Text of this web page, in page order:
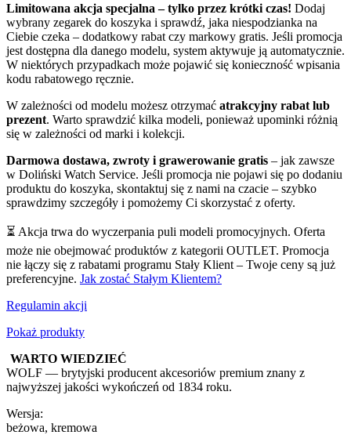
Limitowana akcja specjalna – tylko przez krótki czas! Dodaj
wybrany zegarek do koszyka i sprawdź, jaka niespodzianka na
Ciebie czeka – dodatkowy rabat czy markowy gratis. Jeśli promocja
jest dostępna dla danego modelu, system aktywuje ją automatycznie.
W niektórych przypadkach może pojawić się konieczność wpisania
kodu rabatowego ręcznie.
W zależności od modelu możesz otrzymać atrakcyjny rabat lub
prezent. Warto sprawdzić kilka modeli, ponieważ upominki różnią
się w zależności od marki i kolekcji.
Darmowa dostawa, zwroty i grawerowanie gratis – jak zawsze
w Doliński Watch Service. Jeśli promocja nie pojawi się po dodaniu
produktu do koszyka, skontaktuj się z nami na czacie – szybko
sprawdzimy szczegóły i pomożemy Ci skorzystać z oferty.
⏳ Akcja trwa do wyczerpania puli modeli promocyjnych. Oferta
może nie obejmować produktów z kategorii OUTLET. Promocja
nie łączy się z rabatami programu Stały Klient – Twoje ceny są już
preferencyjne. Jak zostać Stałym Klientem?
Regulamin akcji
Pokaż produkty
WARTO WIEDZIEĆ
WOLF — brytyjski producent akcesoriów premium znany z
najwyższej jakości wykończeń od 1834 roku.
Wersja:
beżowa, kremowa